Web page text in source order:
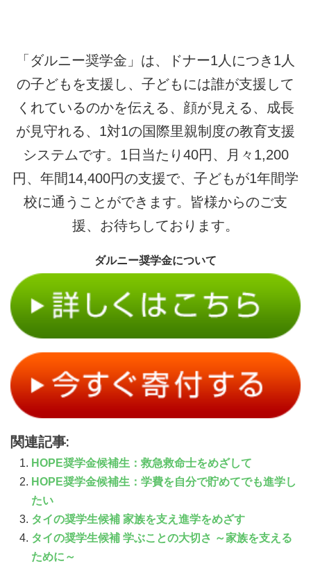
「ダルニー奨学金」は、ドナー1人につき1人
の子どもを支援し、子どもには誰が支援して
くれているのかを伝える、顔が見える、成長
が見守れる、1対1の国際里親制度の教育支援
システムです。1日当たり40円、月々1,200
円、年間14,400円の支援で、子どもが1年間学
校に通うことができます。皆様からのご支
援、お待ちしております。
ダルニー奨学金について
関連記事:
HOPE奨学金候補生：救急救命士をめざして
HOPE奨学金候補生：学費を自分で貯めてでも進学し
たい
タイの奨学生候補 家族を支え進学をめざす
タイの奨学生候補 学ぶことの大切さ ～家族を支える
ために～